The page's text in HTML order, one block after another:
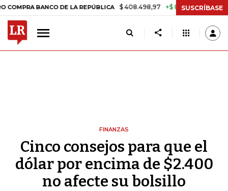
BANCO DE LA REPÚBLICA $ 408.498,97 +$ 8.753,81 +2,19%
SUSCRÍBASE
FINANZAS
Cinco consejos para que el
dólar por encima de $2.400
no afecte su bolsillo